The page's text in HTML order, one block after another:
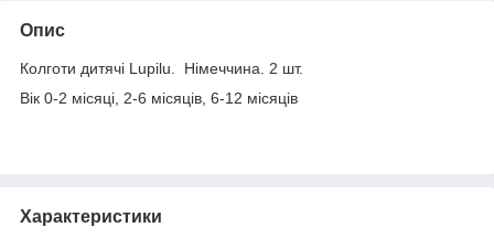
Опис
Колготи дитячі Lupilu. Німеччина. 2 шт.
Вік 0-2 місяці, 2-6 місяців, 6-12 місяців
Характеристики